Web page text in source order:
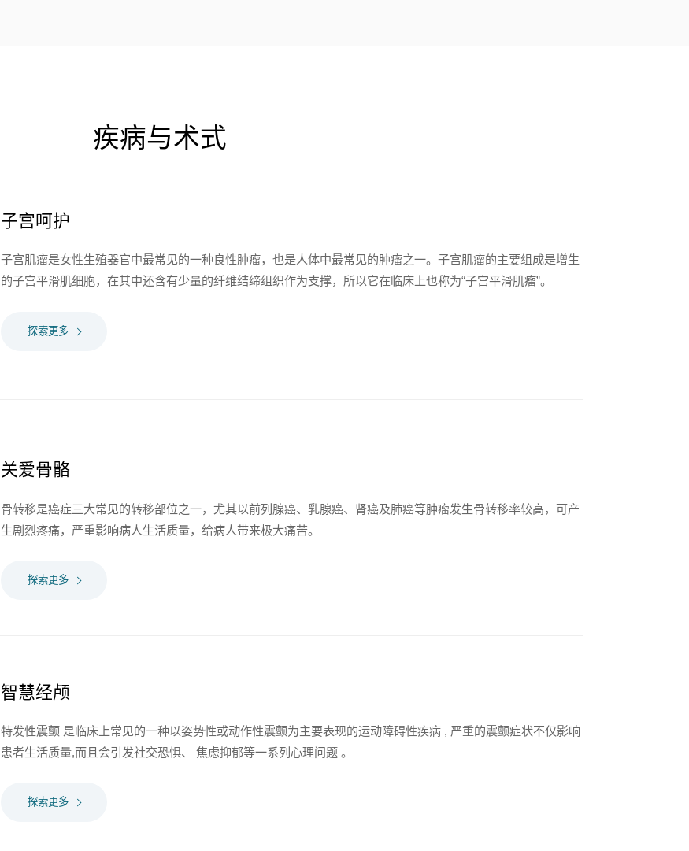
疾病与术式
子宫呵护
子宫肌瘤是女性生殖器官中最常见的一种良性肿瘤，也是人体中最常见的肿瘤之一。子宫肌瘤的主要组成是增生
的子宫平滑肌细胞，在其中还含有少量的纤维结缔组织作为支撑，所以它在临床上也称为“子宫平滑肌瘤”。
探索更多
关爱骨骼
骨转移是癌症三大常见的转移部位之一，尤其以前列腺癌、乳腺癌、肾癌及肺癌等肿瘤发生骨转移率较高，可产
生剧烈疼痛，严重影响病人生活质量，给病人带来极大痛苦。
探索更多
智慧经颅
特发性震颤 是临床上常见的一种以姿势性或动作性震颤为主要表现的运动障碍性疾病 , 严重的震颤症状不仅影响
患者生活质量,而且会引发社交恐惧、 焦虑抑郁等一系列心理问题 。
探索更多